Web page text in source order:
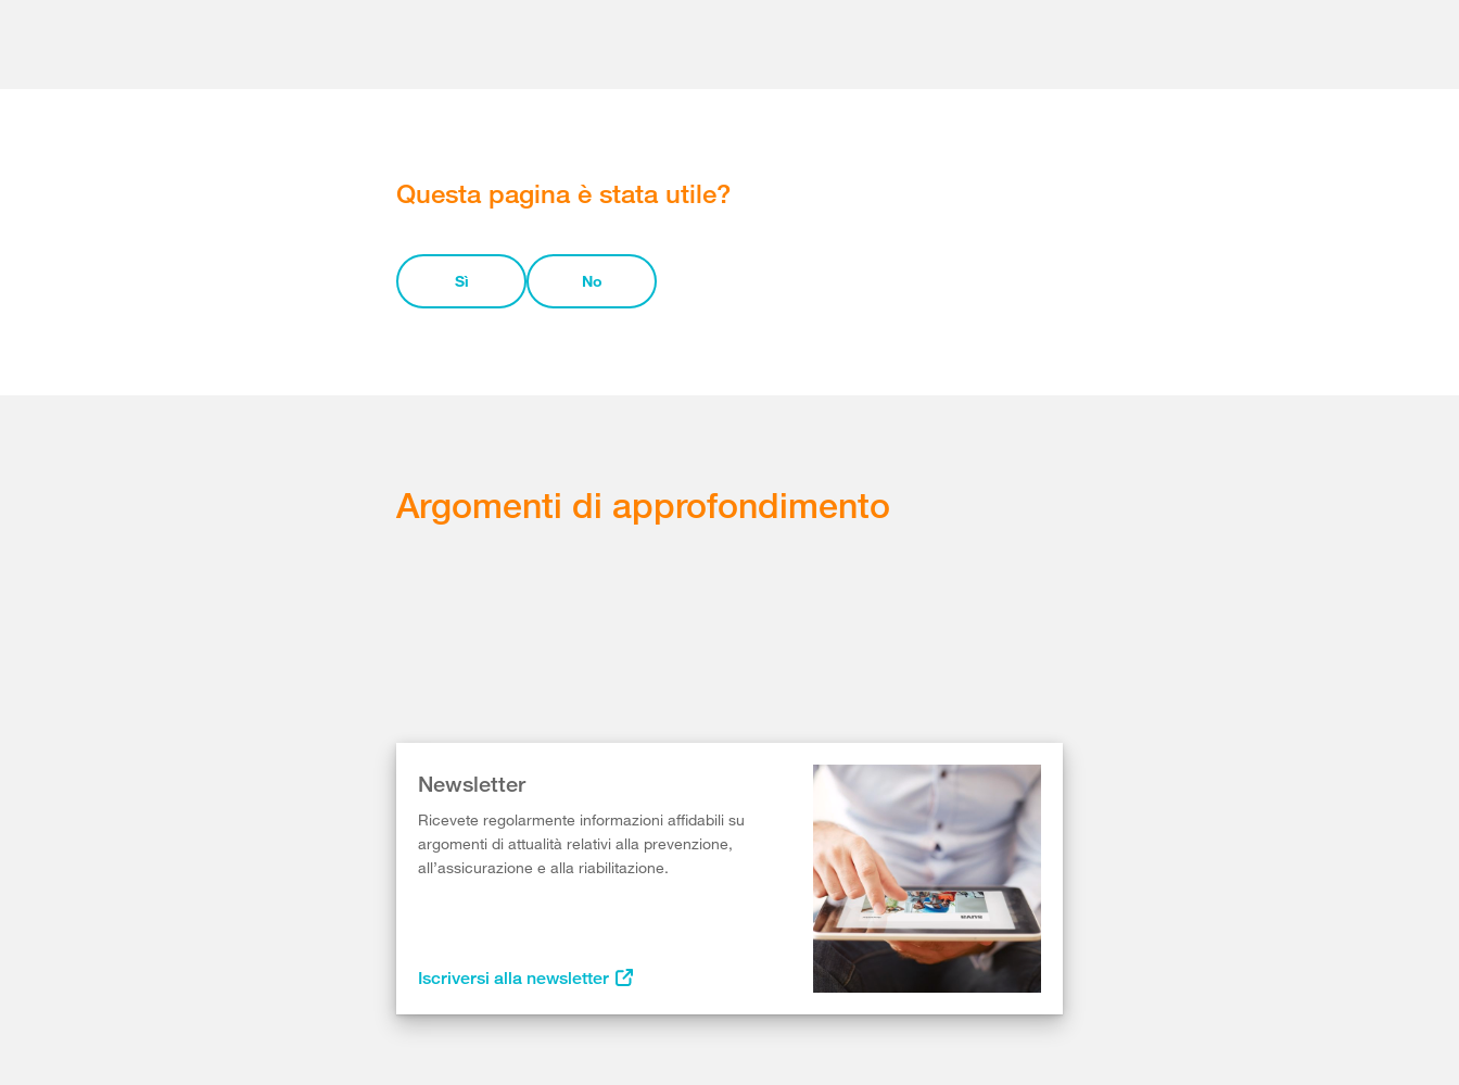
Questa pagina è stata utile?
Sì No
Argomenti di approfondimento
Newsletter
Ricevete regolarmente informazioni affidabili su
argomenti di attualità relativi alla prevenzione,
all’assicurazione e alla riabilitazione.
Iscriversi alla newsletter